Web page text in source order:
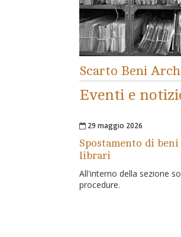
Scarto Beni
Eventi e
29 maggio 2026
Spostamento di
librari
All'interno della sezione
procedure.